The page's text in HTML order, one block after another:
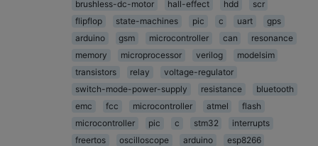
brushless-dc-motor
hall-effect hdd
scr
flipflop
state-machines pic c uart
gps
arduino
gsm microcontroller can
resonance
memory
microprocessor verilog
modelsim
transistors
relay
voltage-regulator
switch-mode-power-supply
resistance
bluetooth
emc
fcc microcontroller atmel
flash
microcontroller
pic c stm32
interrupts
freertos
oscilloscope arduino
esp8266